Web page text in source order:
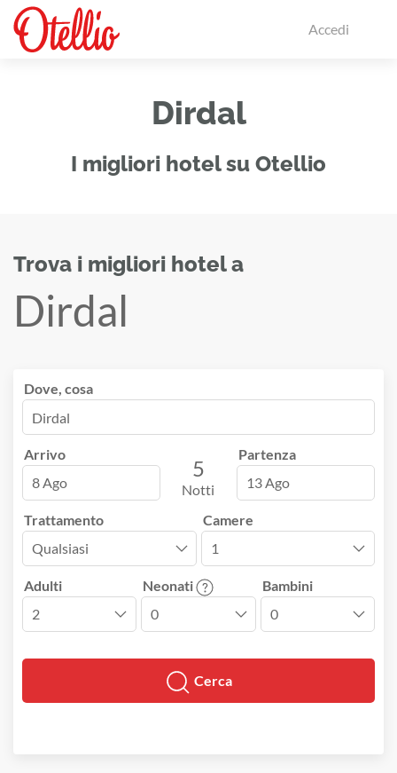
Accedi
Dirdal
I migliori hotel su Otellio
Trova i migliori hotel a
Dirdal
Dove, cosa
Arrivo
8 Ago
5
Notti
Partenza
13 Ago
Trattamento Camere
Adulti Neonati Bambini
Cerca